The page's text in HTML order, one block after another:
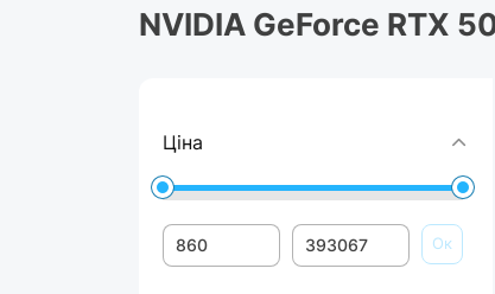
NVIDIA GeForce RTX
Ціна
Ок